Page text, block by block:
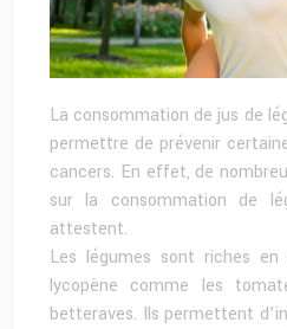
La consommation de jus de
permettre de prévenir
cancers. En effet, de
sur la consommation de
attestent.
Les légumes sont riches en
lycopène comme les
betteraves. Ils permettent